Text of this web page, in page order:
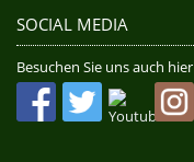
SOCIAL MEDIA
Besuchen Sie uns auch hier